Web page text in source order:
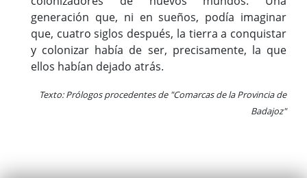
generación que, ni en sueños, podía imaginar
que, cuatro siglos después, la tierra a conquistar
y colonizar había de ser, precisamente, la que
ellos habían dejado atrás.
Texto: Prólogos procedentes de "Comarcas de la Provincia de
Badajoz"